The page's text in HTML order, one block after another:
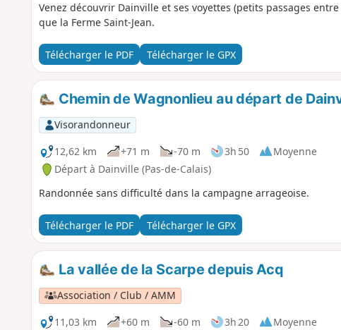
Venez découvrir Dainville et ses voyettes (petits passages
que la Ferme Saint-Jean.
Télécharger le PDF Télécharger le GPX
Chemin de Wagnonlieu au départ de
Visorandonneur
12,62 km
+71 m -70 m 3h 50
Moyenne
Départ à Dainville (Pas-de-Calais)
Randonnée sans difficulté dans la campagne arrageoise.
Télécharger le PDF Télécharger le GPX
La vallée de la Scarpe depuis Acq
Association / Club / AMM
11,03 km
+60 m -60 m 3h 20 Moyenne